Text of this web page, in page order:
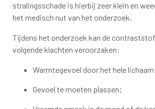
stralingsschade is hierbij zeer klein en
het medisch nut van het onderzoek.
Tijdens het onderzoek kan de
volgende klachten veroorzaken:
Warmtegevoel door het hele
Gevoel te moeten plassen;